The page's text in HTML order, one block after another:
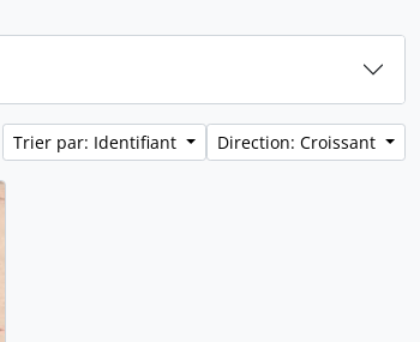
Trier par: Identifiant Direction: Croissant